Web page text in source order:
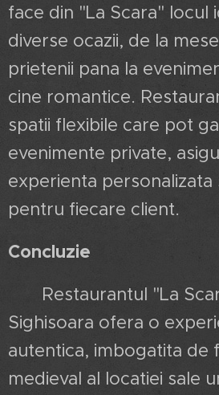
face din "La Scara" locul
diverse ocazii, de la
prietenii pana la
cine romantice.
spatii flexibile care pot
evenimente private,
experienta personalizata
pentru fiecare client.
Concluzie
Restaurantul "La
Sighisoara ofera o
autentica, imbogatita de
medieval al locatiei sale